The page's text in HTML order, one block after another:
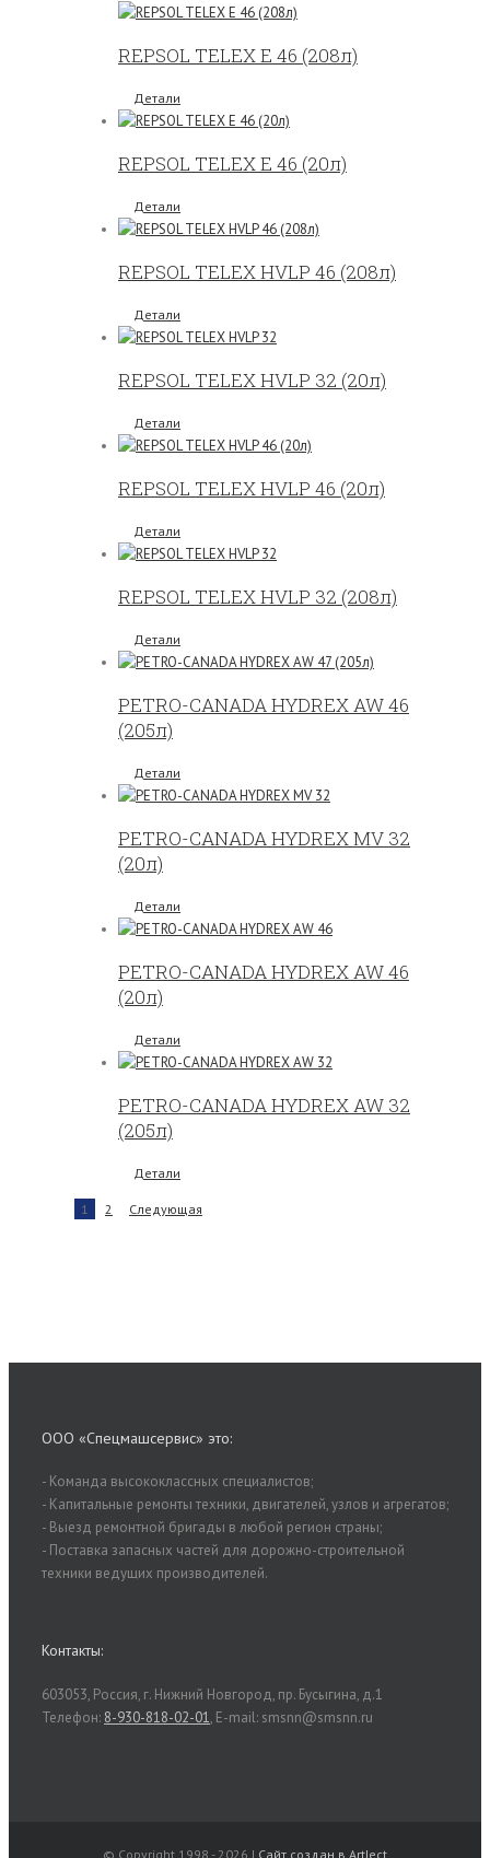
REPSOL TELEX Е 46 (208л)
Детали
REPSOL TELEX Е 46 (20л)
Детали
REPSOL TELEX HVLP 46 (208л)
Детали
REPSOL TELEX HVLP 32 (20л)
Детали
REPSOL TELEX HVLP 46 (20л)
Детали
REPSOL TELEX HVLP 32 (208л)
Детали
PETRO-CANADA HYDREX AW 46
(205л)
Детали
PETRO-CANADA HYDREX MV 32
(20л)
Детали
PETRO-CANADA HYDREX AW 46
(20л)
Детали
PETRO-CANADA HYDREX AW 32
(205л)
Детали
1 2 Следующая
ООО «Спецмашсервис» это:
- Команда высококласcных специалистов;
- Капитальные ремонты техники, двигателей, узлов и агрегатов;
- Выезд ремонтной бригады в любой регион страны;
- Поставка запасных частей для дорожно-строительной
техники ведущих производителей.
Контакты:
603053, Россия, г. Нижний Новгород, пр. Бусыгина, д.1
Телефон: 8-930-818-02-01, E-mail: smsnn@smsnn.ru
© Copyright 1998 - 2026 | Сайт создан в ArtJect